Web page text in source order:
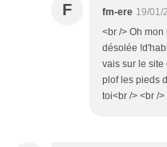
F fm-ere 19/01/
<br /> Oh
désolée
vais sur le site
plof les pieds
toi<br /> <br />